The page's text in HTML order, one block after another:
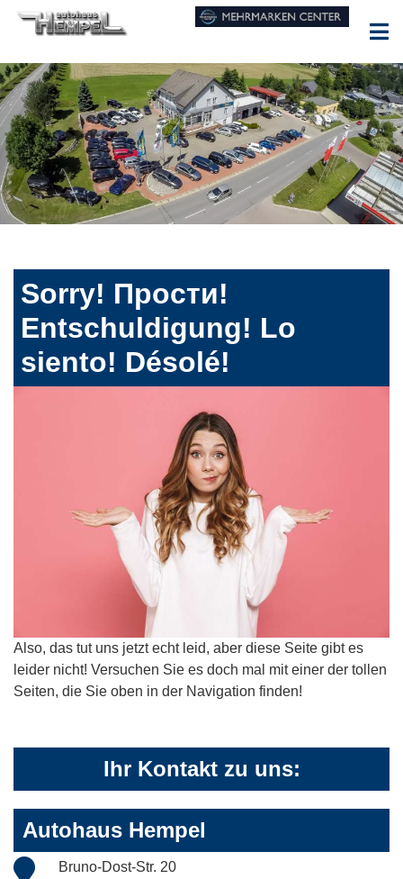
Sorry! Прости!
Entschuldigung! Lo
siento! Désolé!
Also, das tut uns jetzt echt leid, aber diese Seite gibt es
leider nicht! Versuchen Sie es doch mal mit einer der tollen
Seiten, die Sie oben in der Navigation finden!
Ihr Kontakt zu uns:
Autohaus Hempel
Bruno-Dost-Str. 20